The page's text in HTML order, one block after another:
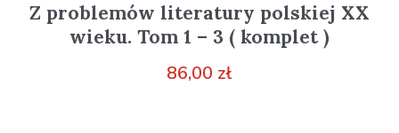
Z problemów literatury polskiej XX
wieku. Tom 1 – 3 ( komplet )
86,00 zł